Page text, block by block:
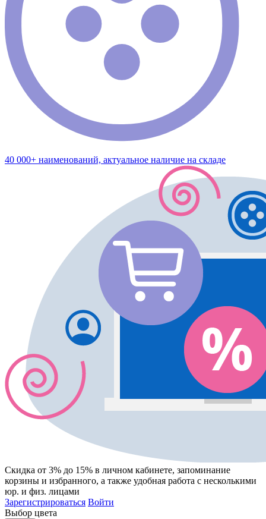
40 000+ наименований, актуальное наличие на складе
Скидка от 3% до 15% в личном кабинете, запоминание
корзины и избранного, а также удобная работа с несколькими
юр. и физ. лицами
Зарегистрироваться Войти
Выбор цвета